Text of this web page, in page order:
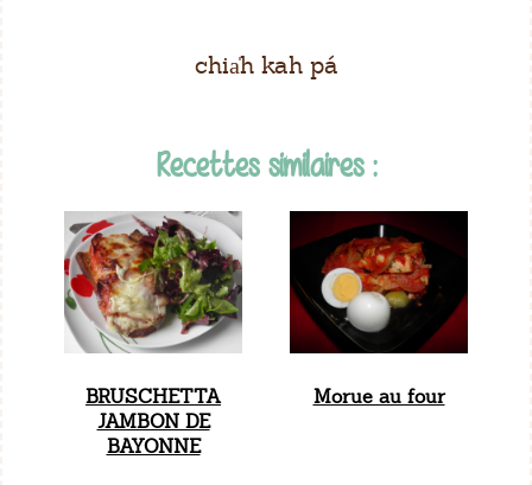
chia̍h kah pá
Recettes similaires :
BRUSCHETTA
JAMBON DE
BAYONNE
Morue au four